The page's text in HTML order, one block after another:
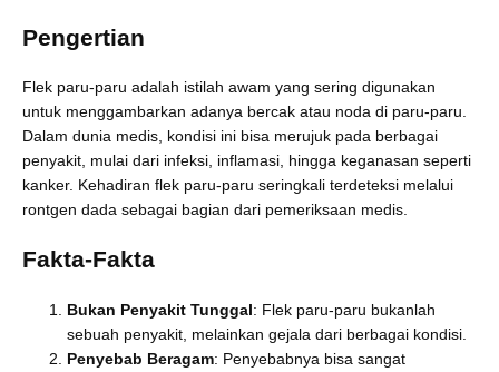
Pengertian
Flek paru-paru adalah istilah awam yang sering digunakan
untuk menggambarkan adanya bercak atau noda di paru-paru.
Dalam dunia medis, kondisi ini bisa merujuk pada berbagai
penyakit, mulai dari infeksi, inflamasi, hingga keganasan seperti
kanker. Kehadiran flek paru-paru seringkali terdeteksi melalui
rontgen dada sebagai bagian dari pemeriksaan medis.
Fakta-Fakta
Bukan Penyakit Tunggal: Flek paru-paru bukanlah
sebuah penyakit, melainkan gejala dari berbagai kondisi.
Penyebab Beragam: Penyebabnya bisa sangat